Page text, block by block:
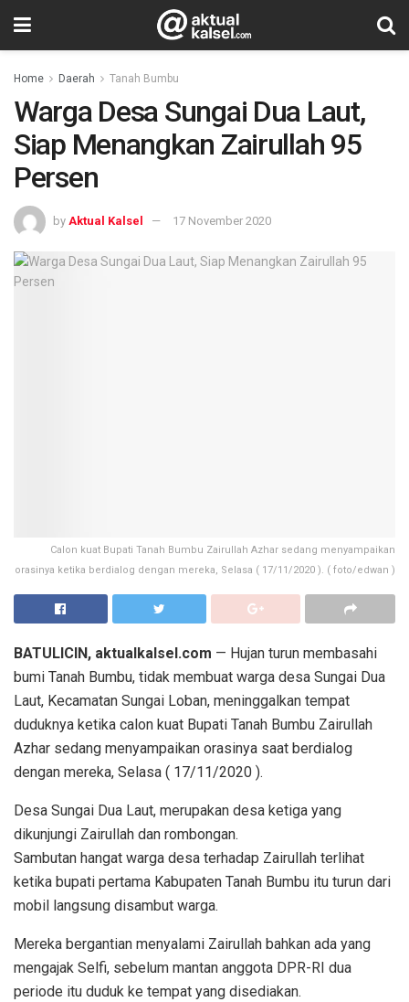
Home Daerah Tanah Bumbu
Warga Desa Sungai Dua Laut,
Siap Menangkan Zairullah 95
Persen
by Aktual Kalsel 17 November 2020
Calon kuat Bupati Tanah Bumbu Zairullah Azhar sedang menyampaikan
orasinya ketika berdialog dengan mereka, Selasa ( 17/11/2020 ). ( foto/edwan )
BATULICIN, aktualkalsel.com — Hujan turun membasahi
bumi Tanah Bumbu, tidak membuat warga desa Sungai Dua
Laut, Kecamatan Sungai Loban, meninggalkan tempat
duduknya ketika calon kuat Bupati Tanah Bumbu Zairullah
Azhar sedang menyampaikan orasinya saat berdialog
dengan mereka, Selasa ( 17/11/2020 ).
Desa Sungai Dua Laut, merupakan desa ketiga yang
dikunjungi Zairullah dan rombongan.
Sambutan hangat warga desa terhadap Zairullah terlihat
ketika bupati pertama Kabupaten Tanah Bumbu itu turun dari
mobil langsung disambut warga.
Mereka bergantian menyalami Zairullah bahkan ada yang
mengajak Selfi, sebelum mantan anggota DPR-RI dua
periode itu duduk ke tempat yang disediakan.